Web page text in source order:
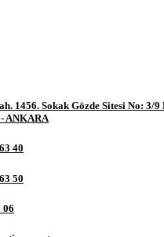
1456. Sokak Gözde Sitesi No: 3/
ANKARA
40
50
06